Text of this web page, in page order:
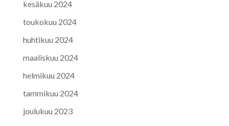
kesäkuu 2024
toukokuu 2024
huhtikuu 2024
maaliskuu 2024
helmikuu 2024
tammikuu 2024
joulukuu 2023